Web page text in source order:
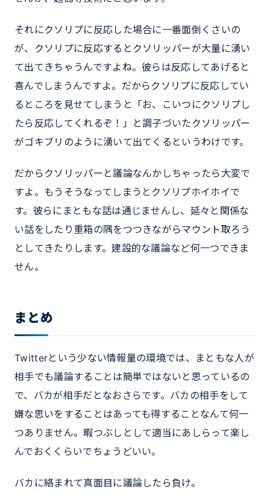
それにクソリプに反応した場合に一番面倒くさいの
が、クソリプに反応するとクソリッパーが大量に湧い
て出てきちゃうんですよね。彼らは反応してあげると
喜んでしまうんですよ。だからクソリプに反応してい
るところを見せてしまうと「お、こいつにクソリプし
たら反応してくれるぞ！」と調子づいたクソリッパー
がゴキブリのように湧いて出てくるというわけです。
だからクソリッパーと議論なんかしちゃったら大変で
すよ。もうそうなってしまうとクソリプホイホイで
す。彼らにまともな話は通じませんし、延々と関係な
い話をしたり重箱の隅をつつきながらマウント取ろう
としてきたりします。建設的な議論など何一つできま
せん。
まとめ
Twitterという少ない情報量の環境では、まともな人が
相手でも議論することは簡単ではないと思っているの
で、バカが相手だとなおさらです。バカの相手をして
嫌な思いをすることはあっても得することなんて何一
つありません。暇つぶしとして適当にあしらって楽し
んでおくくらいでちょうどいい。
バカに絡まれて真面目に議論したら負け。